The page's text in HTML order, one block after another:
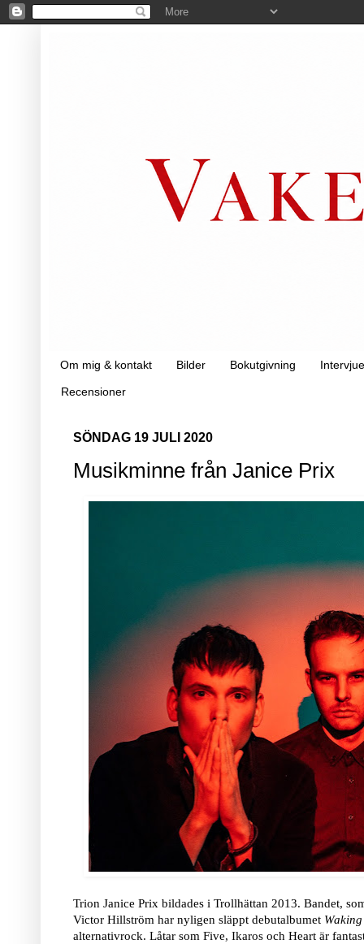
Om mig & kontakt Bilder Bokutgivning
Recensioner
SÖNDAG 19 JULI 2020
Musikminne från Janice Prix
Trion Janice Prix bildades i Trollhättan 2013. Bandet,
Victor Hillström har nyligen släppt debutalbumet
alternativrock. Låtar som Five, Ikaros och Heart är